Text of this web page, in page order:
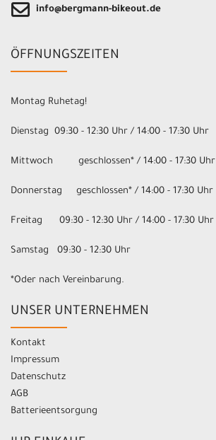
info@bergmann-bikeout.de
ÖFFNUNGSZEITEN
Montag Ruhetag!
Dienstag 09:30 - 12:30 Uhr / 14:00 - 17:30 Uhr
Mittwoch geschlossen* / 14:00 - 17:30 Uhr
Donnerstag geschlossen* / 14:00 - 17:30 Uhr
Freitag 09:30 - 12:30 Uhr / 14:00 - 17:30 Uhr
Samstag 09:30 - 12:30 Uhr
*Oder nach Vereinbarung.
UNSER UNTERNEHMEN
Kontakt
Impressum
Datenschutz
AGB
Batterieentsorgung